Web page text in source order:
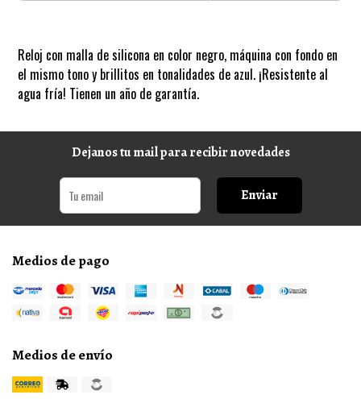
Reloj con malla de silicona en color negro, máquina con fondo en
el mismo tono y brillitos en tonalidades de azul. ¡Resistente al
agua fría! Tienen un año de garantía.
Dejanos tu mail para recibir novedades
Enviar
Medios de pago
Medios de envío